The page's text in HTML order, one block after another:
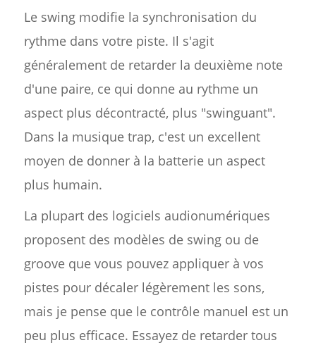
Le swing modifie la synchronisation du
rythme dans votre piste. Il s'agit
généralement de retarder la deuxième note
d'une paire, ce qui donne au rythme un
aspect plus décontracté, plus "swinguant".
Dans la musique trap, c'est un excellent
moyen de donner à la batterie un aspect
plus humain.
La plupart des logiciels audionumériques
proposent des modèles de swing ou de
groove que vous pouvez appliquer à vos
pistes pour décaler légèrement les sons,
mais je pense que le contrôle manuel est un
peu plus efficace. Essayez de retarder tous